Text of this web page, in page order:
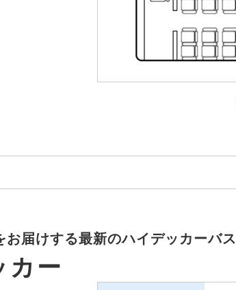
届けする最新のハイデッカーバス
カー